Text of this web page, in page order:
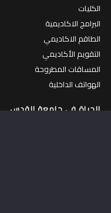
الكليات
البرامج الاكاديمية
الطاقم الاكاديمي
التقويم الأكاديمي
المساقات المطروحة
الهواتف الداخلية
الحياة في جامعة القدس